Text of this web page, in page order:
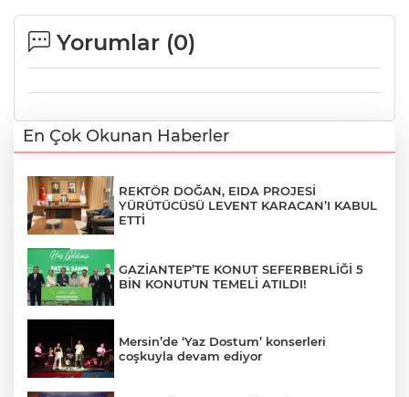
Yorumlar (0)
En Çok Okunan Haberler
REKTÖR DOĞAN, EIDA PROJESİ
YÜRÜTÜCÜSÜ LEVENT KARACAN’I KABUL
ETTİ
GAZİANTEP’TE KONUT SEFERBERLİĞİ 5
BİN KONUTUN TEMELİ ATILDI!
Mersin’de ‘Yaz Dostum’ konserleri
coşkuyla devam ediyor